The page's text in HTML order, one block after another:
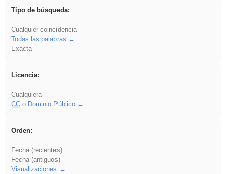
Tipo de búsqueda:
Cualquier coincidencia
Todas las palabras
Exacta
Licencia:
Cualquiera
CCo Dominio Público
Orden:
Fecha (recientes)
Fecha (antiguos)
Visualizaciones